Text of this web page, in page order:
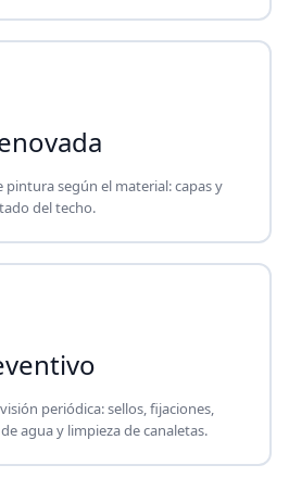
pintura según el material: capas y
del techo.
periódica: sellos, fijaciones,
agua y limpieza de canaletas.